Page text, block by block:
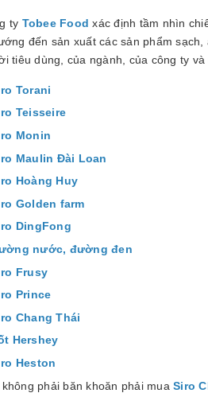
ty Tobee Food xác định tầm nhìn
đến sản xuất các sản phẩm
tiêu dùng, của ngành, của công ty
Torani
Teisseire
Monin
Maulin Đài Loan
Hoàng Huy
Golden farm
DingFong
nước, đường đen
Frusy
Prince
Chang Thái
Hershey
Heston
phải băn khoăn phải mua Siro